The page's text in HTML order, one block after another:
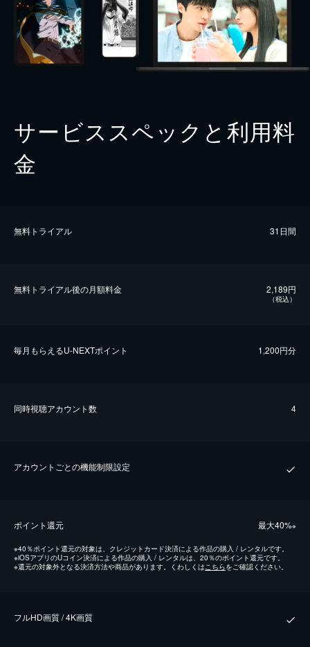
サービススペックと利用料
金
無料トライアル 31日間
無料トライアル後の⽉額料金 2,189円
（税込）
毎⽉もらえるU-NEXTポイント 1,200円分
同時視聴アカウント数 4
アカウントごとの機能制限設定
ポイント還元 最⼤40%※
※40％ポイント還元の対象は、クレジットカード決済による作品の購入 / レンタルです。
※iOSアプリのUコイン決済による作品の購入 / レンタルは、20％のポイント還元です。
※還元の対象外となる決済方法や商品があります。くわしくは こちらをご確認ください。
フルHD画質 / 4K画質